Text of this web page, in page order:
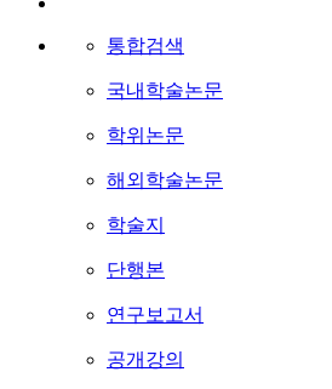
통합검색
국내학술논문
학위논문
해외학술논문
학술지
단행본
연구보고서
공개강의